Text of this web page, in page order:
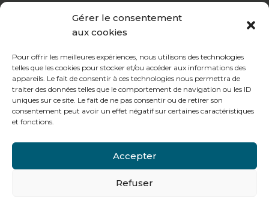
Gérer le consentement
aux cookies
Pour offrir les meilleures expériences, nous utilisons des technologies
telles que les cookies pour stocker et/ou accéder aux informations des
appareils. Le fait de consentir à ces technologies nous permettra de
traiter des données telles que le comportement de navigation ou les ID
uniques sur ce site. Le fait de ne pas consentir ou de retirer son
consentement peut avoir un effet négatif sur certaines caractéristiques
et fonctions.
Accepter
Refuser
de 8h à 12h30 et de 13h30 à 16h
Notre gamme pour les particuliers
Contactez-nous
Tél : + 33 (0)4 74 62 81 44